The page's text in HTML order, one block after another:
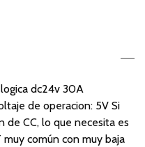
dc24v 30A
de operacion: 5V Si
de CC, lo que necesita es
muy común con muy baja